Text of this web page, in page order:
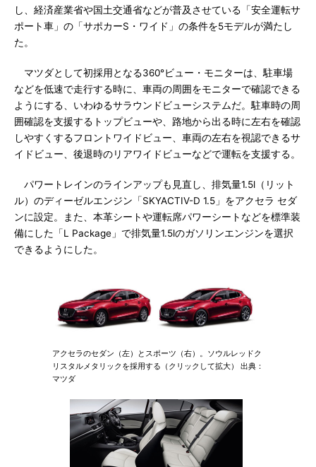
し、経済産業省や国土交通省などが普及させている「安全運転サ
ポート車」の「サポカーS・ワイド」の条件を5モデルが満たし
た。
マツダとして初採用となる360°ビュー・モニターは、駐車場
などを低速で走行する時に、車両の周囲をモニターで確認できる
ようにする、いわゆるサラウンドビューシステムだ。駐車時の周
囲確認を支援するトップビューや、路地から出る時に左右を確認
しやすくするフロントワイドビュー、車両の左右を視認できるサ
イドビュー、後退時のリアワイドビューなどで運転を支援する。
パワートレインのラインアップも見直し、排気量1.5l（リット
ル）のディーゼルエンジン「SKYACTIV-D 1.5」をアクセラ セダ
ンに設定。また、本革シートや運転席パワーシートなどを標準装
備にした「L Package」で排気量1.5lのガソリンエンジンを選択
できるようにした。
アクセラのセダン（左）とスポーツ（右）。ソウルレッドク
リスタルメタリックを採用する（クリックして拡大） 出典：
マツダ